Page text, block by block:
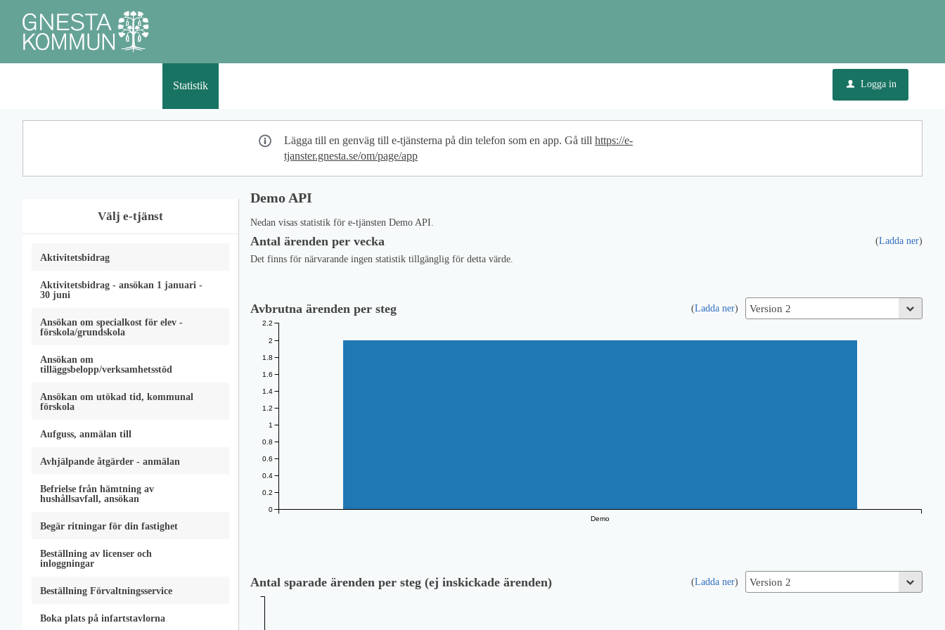
tjänster
Statistik u Logga in
Lägga till en genväg till e-tjänsterna på din telefon som en app. Gå till https://e-
tjanster.gnesta.se/om/page/app
Välj e-tjänst
Aktivitetsbidrag
Aktivitetsbidrag - ansökan 1 januari -
30 juni
Ansökan om specialkost för elev -
förskola/grundskola
Ansökan om
tilläggsbelopp/verksamhetsstöd
Ansökan om utökad tid, kommunal
förskola
Aufguss, anmälan till
Avhjälpande åtgärder - anmälan
Befrielse från hämtning av
hushållsavfall, ansökan
Begär ritningar för din fastighet
Beställning av licenser och
inloggningar
Beställning Förvaltningsservice
Boka plats på infartstavlorna
Demo API
Nedan visas statistik för e-tjänsten Demo API.
Antal ärenden per vecka (Ladda ner)
Det finns för närvarande ingen statistik tillgänglig för detta värde.
Avbrutna ärenden per steg (Ladda ner)
Demo
0
0.2
0.4
0.6
0.8
1
1.2
1.4
1.6
1.8
2
2.2
Antal sparade ärenden per steg (ej inskickade ärenden) (Ladda ner)